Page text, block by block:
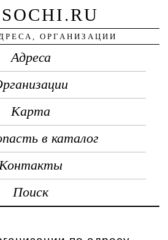
ОРГАНИЗАЦИИ
Адреса
Карта
в каталог
Контакты
Поиск